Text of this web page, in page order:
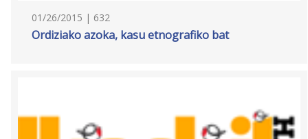
01/26/2015 | 632
Ordiziako azoka, kasu etnografiko bat